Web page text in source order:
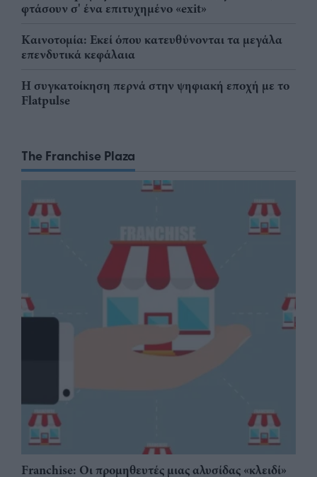
φτάσουν σ' ένα επιτυχημένο «exit»
Καινοτομία: Εκεί όπου κατευθύνονται τα μεγάλα
επενδυτικά κεφάλαια
Η συγκατοίκηση περνά στην ψηφιακή εποχή με το
Flatpulse
The Franchise Plaza
Franchise: Οι προμηθευτές μιας αλυσίδας «κλειδί»